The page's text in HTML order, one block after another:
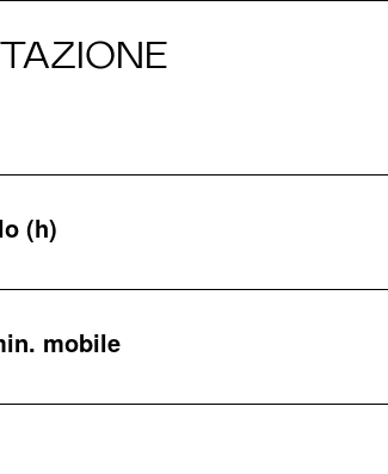
(h)
mobile